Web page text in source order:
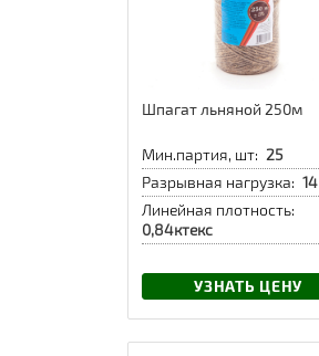
Шпагат льняной 250м
Мин.партия, шт: 25
Разрывная нагрузка: 14
Линейная плотность:
0,84ктекс
УЗНАТЬ ЦЕНУ